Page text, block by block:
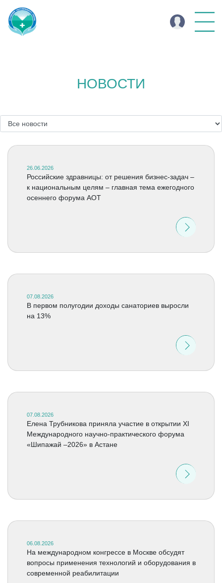
НОВОСТИ
26.06.2026
Российские здравницы: от решения бизнес-задач –
к национальным целям – главная тема ежегодного
осеннего форума АОТ
07.08.2026
В первом полугодии доходы санаториев выросли
на 13%
07.08.2026
Елена Трубникова приняла участие в открытии XI
Международного научно-практического форума
«Шипажай –2026» в Астане
06.08.2026
На международном конгрессе в Москве обсудят
вопросы применения технологий и оборудования в
современной реабилитации